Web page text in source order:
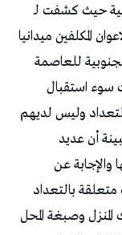
حيث كشفت لـ
المكلفين ميدانيا
للعاصمة
سوء استقبال
وليس لديهم
أن عديد
والإجابة عن
بالتعداد
وصبغة المحل